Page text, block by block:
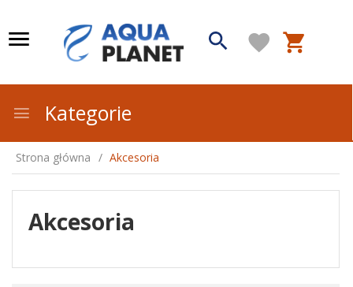
Kategorie
Strona główna Akcesoria
Akcesoria